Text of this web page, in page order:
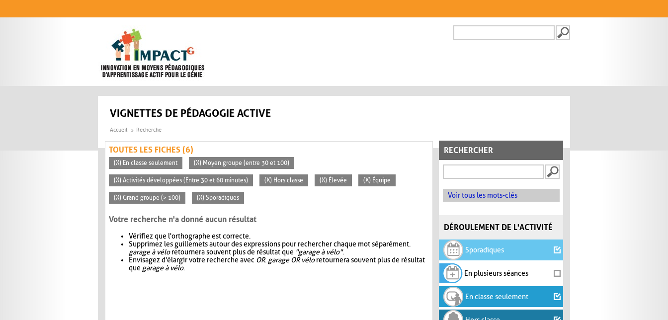
FORMULAIRE DE
VIGNETTES DE PÉDAGOGIE ACTIVE
Accueil Recherche
RECHERCHER
Voir tous les mots-clés
DÉROULEMENT DE L'ACTIVITÉ
Sporadiques
En plusieurs séances
En classe seulement
TOUTES LES FICHES (6)
(X) En classe seulement (X) Moyen groupe (entre 30 et 100)
(X) Activités développées (Entre 30 et 60 minutes) (X) Hors classe (X) Élevée (X) Équipe
(X) Grand groupe (> 100) (X) Sporadiques
Votre recherche n'a donné aucun résultat
Vérifiez que l'orthographe est correcte.
Supprimez les guillemets autour des expressions pour rechercher chaque mot séparément.
garage à véloretournera souvent plus de résultat que "garage à vélo".
Envisagez d'élargir votre recherche avec OR. garage OR véloretournera souvent plus de résultat
que garage à vélo.